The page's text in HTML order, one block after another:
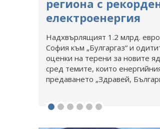
региона с
електроенергия
Надхвърлящият 1.2 млрд.
София към „Булгаргаз“ и
оценки на терени за новите
сред темите, които
предаването „Здравей,